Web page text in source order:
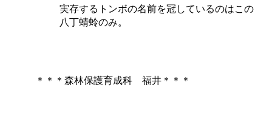
実存するトンボの名前を冠しているのはこの
八丁蜻蛉のみ。
＊＊＊森林保護育成科 福井＊＊＊